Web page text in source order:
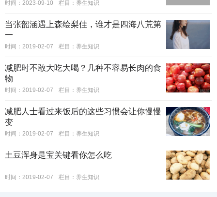
时间：2023-09-10 栏目： 养生知识
当张韶涵遇上森绘梨佳，谁才是四海八荒第
一
时间：2019-02-07 栏目： 养生知识
减肥时不敢大吃大喝？几种不容易长肉的食
物
时间：2019-02-07 栏目： 养生知识
减肥人士看过来饭后的这些习惯会让你慢慢
变
时间：2019-02-07 栏目： 养生知识
土豆浑身是宝关键看你怎么吃
时间：2019-02-07 栏目： 养生知识